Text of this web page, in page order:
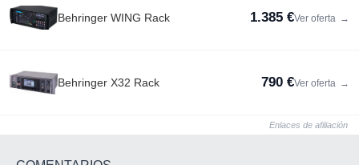
Behringer WING Rack 1.385 €Ver oferta →
Behringer X32 Rack 790 €Ver oferta →
Enlaces de afiliación